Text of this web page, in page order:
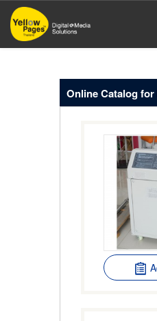
Skip
main
Online Catalog